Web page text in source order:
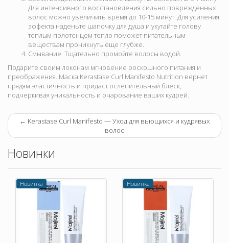
Для интенсивного восстановления сильно поврежденных
волос можно увеличить время до 10-15 минут. Для усиления
эффекта наденьте шапочку для душа и укутайте голову
теплым полотенцем тепло поможет питательным
веществам проникнуть еще глубже.
Смывание. Тщательно промойте волосы водой.
Подарите своим локонам мгновение роскошного питания и
преображения. Маска Kerastase Curl Manifesto Nutrition вернет
прядям эластичность и придаст ослепительный блеск,
подчеркивая уникальность и очарование ваших кудрей.
← Kerastase Curl Manifesto — Уход для вьющихся и кудрявых
волос
Новинки
Новинка Новинка